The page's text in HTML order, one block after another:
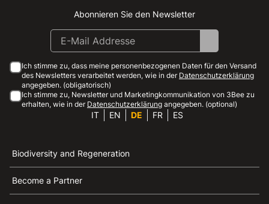
Instagram
Facebook
Linkedin
Youtube
Abonnieren Sie den Newsletter
Ich stimme zu, dass meine personenbezogenen Daten für den Versand
des Newsletters verarbeitet werden, wie in der Datenschutzerklärung
angegeben. (obligatorisch)
Ich stimme zu, Newsletter und Marketingkommunikation von 3Bee zu
erhalten, wie in der Datenschutzerklärung angegeben. (optional)
IT EN DE FR ES
Biodiversity and Regeneration
Become a Partner